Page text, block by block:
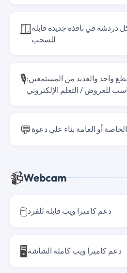
🪟دردشة في نافذة جديدة قابلة
للسحب
🎙️واحد والعديد من المستمعين:
💬 أو العامة بناء على دعوة
📹Webcam
🖱️دعم كاميرا ويب قابلة للفرد
🖥️ دعم كاميرا ويب كاملة الشاشة